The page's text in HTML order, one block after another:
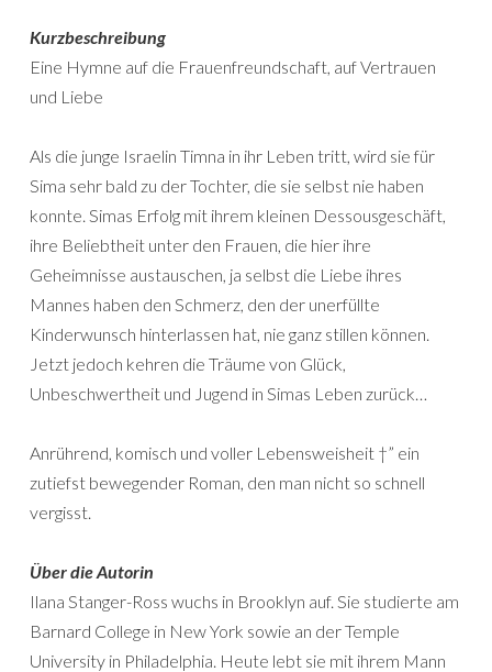
Kurzbeschreibung
Eine Hymne auf die Frauenfreundschaft, auf Vertrauen
und Liebe
Als die junge Israelin Timna in ihr Leben tritt, wird sie für
Sima sehr bald zu der Tochter, die sie selbst nie haben
konnte. Simas Erfolg mit ihrem kleinen Dessousgeschäft,
ihre Beliebtheit unter den Frauen, die hier ihre
Geheimnisse austauschen, ja selbst die Liebe ihres
Mannes haben den Schmerz, den der unerfüllte
Kinderwunsch hinterlassen hat, nie ganz stillen können.
Jetzt jedoch kehren die Träume von Glück,
Unbeschwertheit und Jugend in Simas Leben zurück…
Anrührend, komisch und voller Lebensweisheit †” ein
zutiefst bewegender Roman, den man nicht so schnell
vergisst.
Über die Autorin
Ilana Stanger-Ross wuchs in Brooklyn auf. Sie studierte am
Barnard College in New York sowie an der Temple
University in Philadelphia. Heute lebt sie mit ihrem Mann